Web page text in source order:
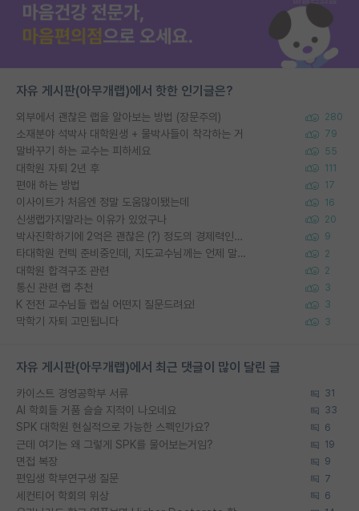
자유 게시판(아무개랩)에서 핫한 인기글은?
외부에서 괜찮은 랩을 알아보는 방법 (장문주의) 280
소재분야 석박사 대학원생 + 물박사들이 착각하는 거 79
말바꾸기 하는 교수는 피하세요 55
대학원 자퇴 2년 후 111
편애 하는 방법 17
이사이트가 처음엔 정말 도움많이됐는데 16
신생랩가지말라는 이유가 있었구나 20
박사진학하기에 2억은 괜찮은 (?) 정도의 경제력인가요 9
타대학원 컨텍 준비중인데, 지도교수님께는 언제 말씀드려야 할까요? 2
대학원 합격구조 관련 2
통신 관련 랩 추천 3
K 전전 교수님들 랩실 어떤지 질문드려요! 3
막학기 자퇴 고민됩니다 3
자유 게시판(아무개랩)에서 최근 댓글이 많이 달린 글
카이스트 경영공학부 서류 31
AI 학회들 거품 슬슬 지적이 나오네요 33
SPK 대학원 현실적으로 가능한 스펙인가요? 6
근데 여기는 왜 그렇게 SPK를 물어보는거임? 19
면접 복장 9
편입생 학부연구생 질문 7
세컨티어 학회의 위상 6